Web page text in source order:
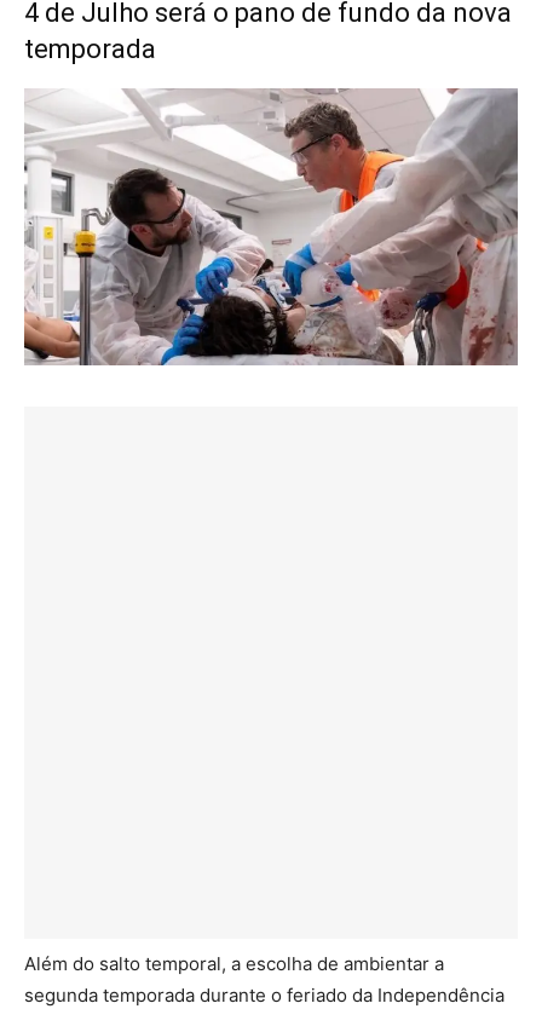
4 de Julho será o pano de fundo da nova
temporada
Além do salto temporal, a escolha de ambientar a
segunda temporada durante o feriado da Independência